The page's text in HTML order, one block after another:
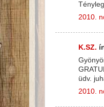
2010.
K.SZ.
üdv.
2010.